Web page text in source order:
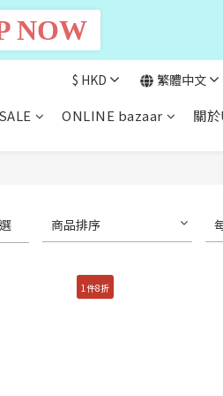
ONLINE bazaar 關
$ HKD 繁體中文
商品排序
1件8折
NOW